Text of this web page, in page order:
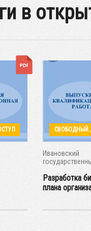
в
СВОБОДНЫЙ
Ивановский
Разработка
плана